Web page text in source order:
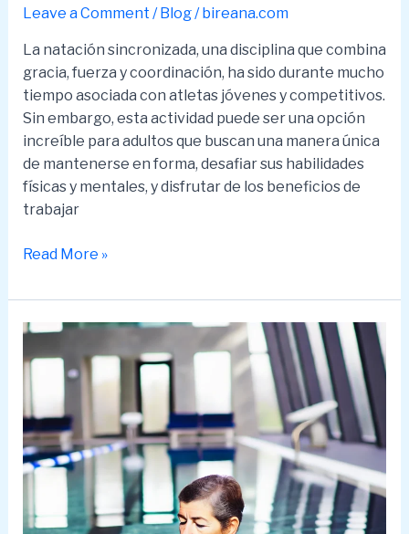
Leave a Comment / Blog/ bireana.com
La natación sincronizada, una disciplina que combina
gracia, fuerza y coordinación, ha sido durante mucho
tiempo asociada con atletas jóvenes y competitivos.
Sin embargo, esta actividad puede ser una opción
increíble para adultos que buscan una manera única
de mantenerse en forma, desafiar sus habilidades
físicas y mentales, y disfrutar de los beneficios de
trabajar
Natación
para
Adultos:
y
Read More »